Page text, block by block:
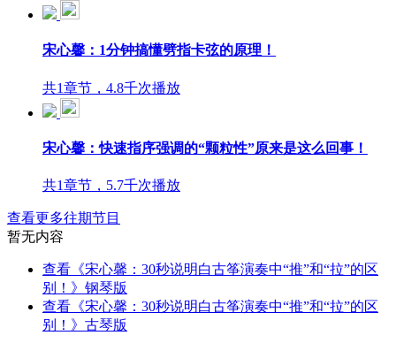
宋心馨：1分钟搞懂劈指卡弦的原理！
共1章节，4.8千次播放
宋心馨：快速指序强调的“颗粒性”原来是这么回事！
共1章节，5.7千次播放
查看更多往期节目
暂无内容
查看《宋心馨：30秒说明白古筝演奏中“推”和“拉”的区
别！》钢琴版
查看《宋心馨：30秒说明白古筝演奏中“推”和“拉”的区
别！》古琴版